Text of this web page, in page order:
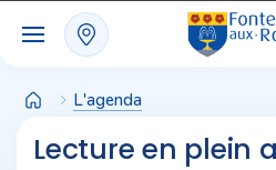
L'agenda
Lecture en plein
Panneau de gestion des cookies